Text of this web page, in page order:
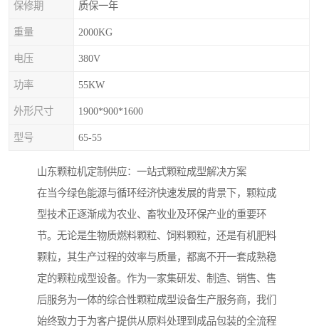
保修期 质保一年
重量 2000KG
电压 380V
功率 55KW
外形尺寸 1900*900*1600
型号 65-55
山东颗粒机定制供应：一站式颗粒成型解决方案
在当今绿色能源与循环经济快速发展的背景下，颗粒成
型技术正逐渐成为农业、畜牧业及环保产业的重要环
节。无论是生物质燃料颗粒、饲料颗粒，还是有机肥料
颗粒，其生产过程的效率与质量，都离不开一套成熟稳
定的颗粒成型设备。作为一家集研发、制造、销售、售
后服务为一体的综合性颗粒成型设备生产服务商，我们
始终致力于为客户提供从原料处理到成品包装的全流程